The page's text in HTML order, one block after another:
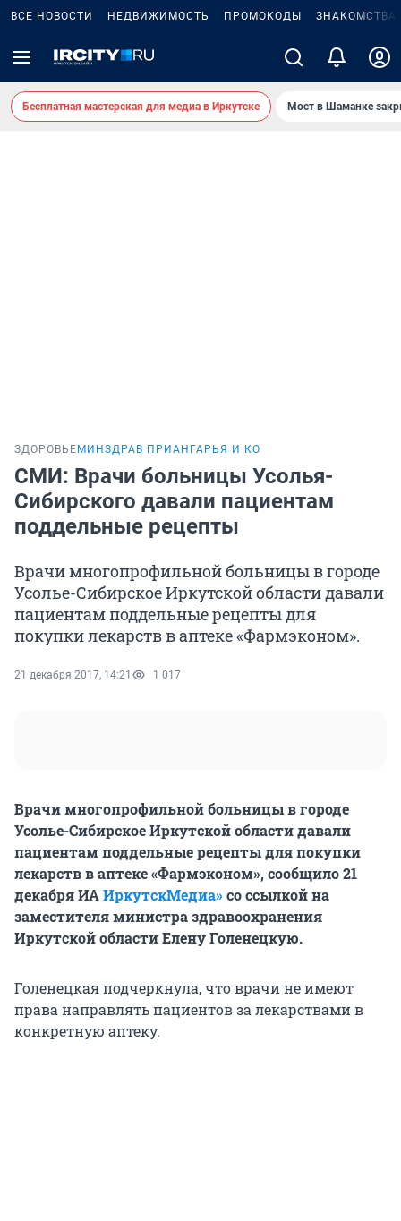
ВСЕ НОВОСТИ НЕДВИЖИМОСТЬ ПРОМОКОДЫ ЗНАКОМСТВА
Бесплатная мастерская для медиа в Иркутске Мост в Шаманке
ЗДОРОВЬЕ МИНЗДРАВ ПРИАНГАРЬЯ И КО
СМИ: Врачи больницы Усолья-
Сибирского давали пациентам
поддельные рецепты
Врачи многопрофильной больницы в городе
Усолье-Сибирское Иркутской области давали
пациентам поддельные рецепты для
покупки лекарств в аптеке «Фармэконом».
21 декабря 2017, 14:21 1 017
Врачи многопрофильной больницы в городе
Усолье-Сибирское Иркутской области давали
пациентам поддельные рецепты для покупки
лекарств в аптеке «Фармэконом», сообщило 21
декабря ИАИркутскМедиа»со ссылкой на
заместителя министра здравоохранения
Иркутской области Елену Голенецкую.
Голенецкая подчеркнула, что врачи не имеют
права направлять пациентов за лекарствами в
конкретную аптеку.